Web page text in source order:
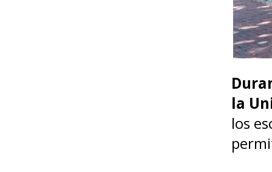
la
los